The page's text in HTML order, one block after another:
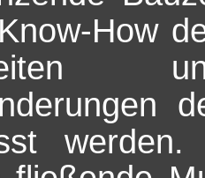
How
werden.